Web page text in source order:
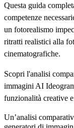
Questa guida
competenze
un fotorealismo
ritratti realistici alla
cinematografiche.
Scopri l'analisi
immagini AI
funzionalità creative
Un’analisi